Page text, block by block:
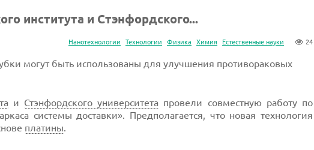
института и Стэнфордского...
Нанотехнологии Технологии Физика Химия Естественные науки 24
могут быть использованы для улучшения противораковых
и Стэнфордского университета провели совместную работу по
системы доставки». Предполагается, что новая технология
платины.